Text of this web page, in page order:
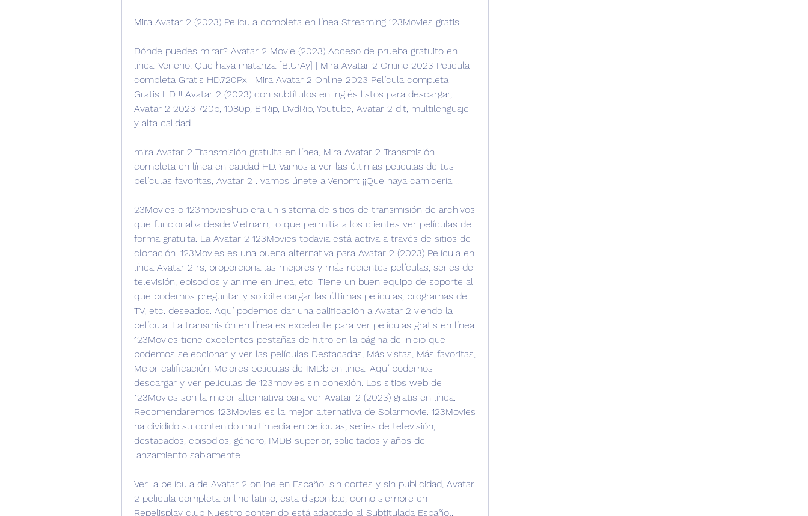
Mira Avatar 2 (2023) Película completa en línea Streaming 123Movies gratis
Dónde puedes mirar? Avatar 2 Movie (2023) Acceso de prueba gratuito en
línea. Veneno: Que haya matanza [BlUrAy] | Mira Avatar 2 Online 2023 Película
completa Gratis HD.720Px | Mira Avatar 2 Online 2023 Película completa
Gratis HD !! Avatar 2 (2023) con subtítulos en inglés listos para descargar,
Avatar 2 2023 720p, 1080p, BrRip, DvdRip, Youtube, Avatar 2 dit, multilenguaje
y alta calidad.
mira Avatar 2 Transmisión gratuita en línea, Mira Avatar 2 Transmisión
completa en línea en calidad HD. Vamos a ver las últimas películas de tus
películas favoritas, Avatar 2 . vamos únete a Venom: ¡¡Que haya carnicería !!
23Movies o 123movieshub era un sistema de sitios de transmisión de archivos
que funcionaba desde Vietnam, lo que permitía a los clientes ver películas de
forma gratuita. La Avatar 2 123Movies todavía está activa a través de sitios de
clonación. 123Movies es una buena alternativa para Avatar 2 (2023) Película en
línea Avatar 2 rs, proporciona las mejores y más recientes películas, series de
televisión, episodios y anime en línea, etc. Tiene un buen equipo de soporte al
que podemos preguntar y solicite cargar las últimas películas, programas de
TV, etc. deseados. Aquí podemos dar una calificación a Avatar 2 viendo la
película. La transmisión en línea es excelente para ver películas gratis en línea.
123Movies tiene excelentes pestañas de filtro en la página de inicio que
podemos seleccionar y ver las películas Destacadas, Más vistas, Más favoritas,
Mejor calificación, Mejores películas de IMDb en línea. Aquí podemos
descargar y ver películas de 123movies sin conexión. Los sitios web de
123Movies son la mejor alternativa para ver Avatar 2 (2023) gratis en línea.
Recomendaremos 123Movies es la mejor alternativa de Solarmovie. 123Movies
ha dividido su contenido multimedia en películas, series de televisión,
destacados, episodios, género, IMDB superior, solicitados y años de
lanzamiento sabiamente.
Ver la película de Avatar 2 online en Español sin cortes y sin publicidad, Avatar
2 pelicula completa online latino, esta disponible, como siempre en
Repelisplay club Nuestro contenido está adaptado al Subtitulada Español,